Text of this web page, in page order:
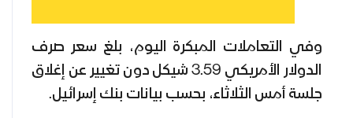
وفي التعاملات المبكرة اليوم، بلغ سعر صرف
الدولار الأمريكي 3.59 شيكل دون تغيير عن إغلاق
جلسة أمس الثلاثاء، بحسب بيانات بنك إسرائيل.